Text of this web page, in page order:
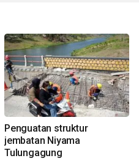
Penguatan struktur
jembatan Niyama
Tulungagung